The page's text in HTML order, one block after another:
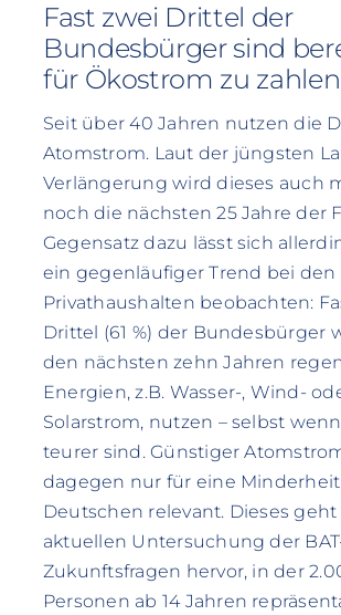
Fast zwei Drittel der
Bundesbürger sind
für Ökostrom zu zahlen
Seit über 40 Jahren nutzen die
Atomstrom. Laut der jüngsten
Verlängerung wird dieses auch
noch die nächsten 25 Jahre der
Gegensatz dazu lässt sich
ein gegenläufiger Trend bei den
Privathaushalten beobachten:
Drittel (61 %) der Bundesbürger
den nächsten zehn Jahren
Energien, z.B. Wasser-, Wind-
Solarstrom, nutzen – selbst
teurer sind. Günstiger
dagegen nur für eine Minderheit
Deutschen relevant. Dieses
aktuellen Untersuchung der
Zukunftsfragen hervor, in der
Personen ab 14 Jahren